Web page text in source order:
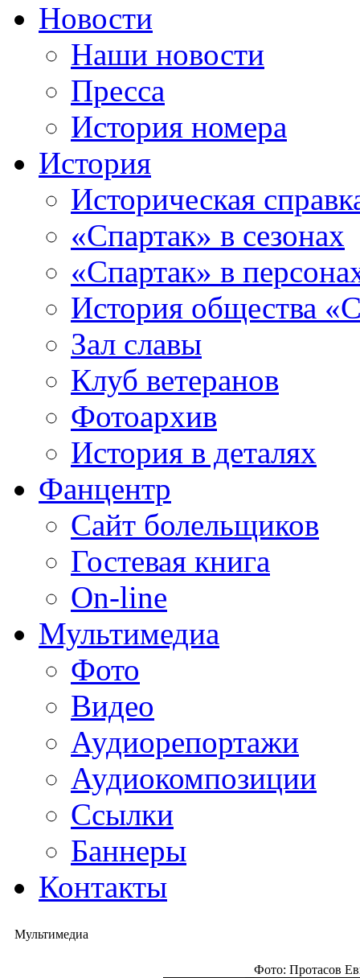
Новости
Наши новости
Пресса
История номера
История
Историческая
«Спартак» в сезонах
«Спартак» в
История общества
Зал славы
Клуб ветеранов
Фотоархив
История в деталях
Фанцентр
Сайт болельщиков
Гостевая книга
On-line
Мультимедиа
Фото
Видео
Аудиорепортажи
Аудиокомпозиции
Ссылки
Баннеры
Контакты
Мультимедиа
Фото: Протасов